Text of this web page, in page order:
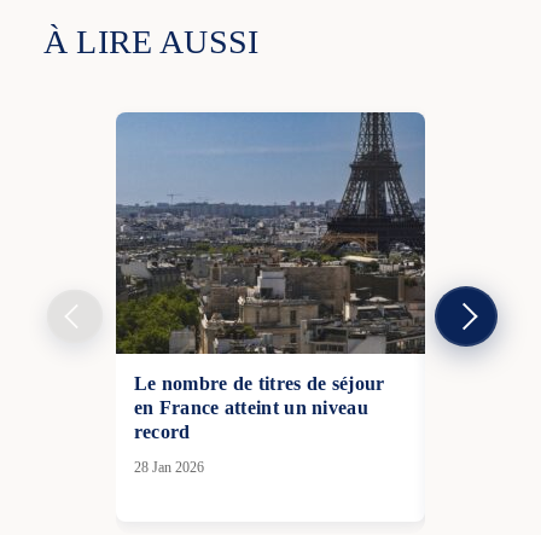
À LIRE AUSSI
Le nombre de titres de séjour
en France atteint un niveau
record
28 Jan 2026